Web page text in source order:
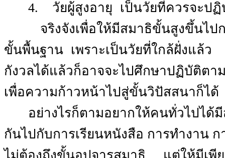
4.
วัยผู้สูงอายุ
เป็นวัยที่ควรจะป
จริงจังเพื่อให้มีสมาธิขั้นสูงขึ้นไป
ขั้นพื้นฐาน เพราะเป็นวัยที่ใกล้ฝั่งแล้ว
กังวลได้แล้วก็อาจจะไปศึกษาปฏิบัติต
เพื่อความก้าวหน้าไปสู่ขั้นวิปัสสนาก็ได้
อย่างไรก็ตามอยากให้คนทั่วไปได้
กันไปกับการเรียนหนังสือ การทำงาน ก